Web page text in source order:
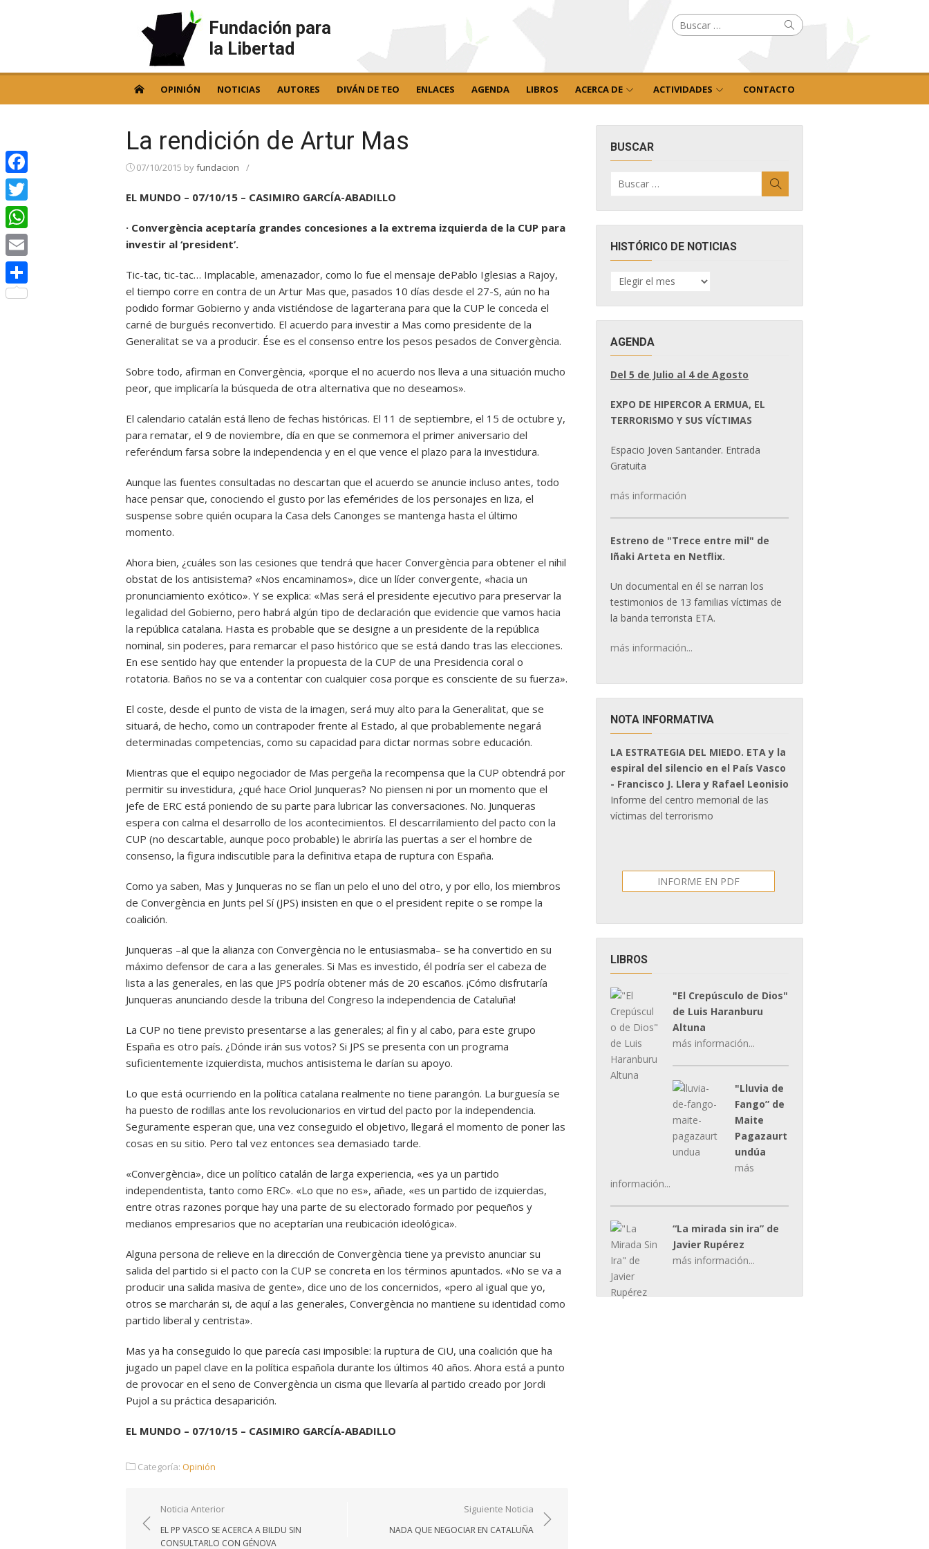
Fundación para
la Libertad
Buscar
por: Buscar
OPINIÓN NOTICIAS AUTORES DIVÁN DE TEO ENLACES AGENDA LIBROS ACERCA DE ACTIVIDADES CONTACTO
La rendición de Artur Mas
07/10/2015 byfundacion /
EL MUNDO – 07/10/15 – CASIMIRO GARCÍA-ABADILLO
· Convergència aceptaría grandes concesiones a la extrema izquierda de la CUP para
investir al ‘president’.
Tic-tac, tic-tac… Implacable, amenazador, como lo fue el mensaje dePablo Iglesias a Rajoy,
el tiempo corre en contra de un Artur Mas que, pasados 10 días desde el 27-S, aún no ha
podido formar Gobierno y anda vistiéndose de lagarterana para que la CUP le conceda el
carné de burgués reconvertido. El acuerdo para investir a Mas como presidente de la
Generalitat se va a producir. Ése es el consenso entre los pesos pesados de Convergència.
Sobre todo, afirman en Convergència, «porque el no acuerdo nos lleva a una situación mucho
peor, que implicaría la búsqueda de otra alternativa que no deseamos».
El calendario catalán está lleno de fechas históricas. El 11 de septiembre, el 15 de octubre y,
para rematar, el 9 de noviembre, día en que se conmemora el primer aniversario del
referéndum farsa sobre la independencia y en el que vence el plazo para la investidura.
Aunque las fuentes consultadas no descartan que el acuerdo se anuncie incluso antes, todo
hace pensar que, conociendo el gusto por las efemérides de los personajes en liza, el
suspense sobre quién ocupara la Casa dels Canonges se mantenga hasta el último
momento.
Ahora bien, ¿cuáles son las cesiones que tendrá que hacer Convergència para obtener el nihil
obstat de los antisistema? «Nos encaminamos», dice un líder convergente, «hacia un
pronunciamiento exótico». Y se explica: «Mas será el presidente ejecutivo para preservar la
legalidad del Gobierno, pero habrá algún tipo de declaración que evidencie que vamos hacia
la república catalana. Hasta es probable que se designe a un presidente de la república
nominal, sin poderes, para remarcar el paso histórico que se está dando tras las elecciones.
En ese sentido hay que entender la propuesta de la CUP de una Presidencia coral o
rotatoria. Baños no se va a contentar con cualquier cosa porque es consciente de su fuerza».
El coste, desde el punto de vista de la imagen, será muy alto para la Generalitat, que se
situará, de hecho, como un contrapoder frente al Estado, al que probablemente negará
determinadas competencias, como su capacidad para dictar normas sobre educación.
Mientras que el equipo negociador de Mas pergeña la recompensa que la CUP obtendrá por
permitir su investidura, ¿qué hace Oriol Junqueras? No piensen ni por un momento que el
jefe de ERC está poniendo de su parte para lubricar las conversaciones. No. Junqueras
espera con calma el desarrollo de los acontecimientos. El descarrilamiento del pacto con la
CUP (no descartable, aunque poco probable) le abriría las puertas a ser el hombre de
consenso, la figura indiscutible para la definitiva etapa de ruptura con España.
Como ya saben, Mas y Junqueras no se fían un pelo el uno del otro, y por ello, los miembros
de Convergència en Junts pel Sí (JPS) insisten en que o el president repite o se rompe la
coalición.
Junqueras –al que la alianza con Convergència no le entusiasmaba– se ha convertido en su
máximo defensor de cara a las generales. Si Mas es investido, él podría ser el cabeza de
lista a las generales, en las que JPS podría obtener más de 20 escaños. ¡Cómo disfrutaría
Junqueras anunciando desde la tribuna del Congreso la independencia de Cataluña!
La CUP no tiene previsto presentarse a las generales; al fin y al cabo, para este grupo
España es otro país. ¿Dónde irán sus votos? Si JPS se presenta con un programa
suficientemente izquierdista, muchos antisistema le darían su apoyo.
Lo que está ocurriendo en la política catalana realmente no tiene parangón. La burguesía se
ha puesto de rodillas ante los revolucionarios en virtud del pacto por la independencia.
Seguramente esperan que, una vez conseguido el objetivo, llegará el momento de poner las
cosas en su sitio. Pero tal vez entonces sea demasiado tarde.
«Convergència», dice un político catalán de larga experiencia, «es ya un partido
independentista, tanto como ERC». «Lo que no es», añade, «es un partido de izquierdas,
entre otras razones porque hay una parte de su electorado formado por pequeños y
medianos empresarios que no aceptarían una reubicación ideológica».
Alguna persona de relieve en la dirección de Convergència tiene ya previsto anunciar su
salida del partido si el pacto con la CUP se concreta en los términos apuntados. «No se va a
producir una salida masiva de gente», dice uno de los concernidos, «pero al igual que yo,
otros se marcharán si, de aquí a las generales, Convergència no mantiene su identidad como
partido liberal y centrista».
Mas ya ha conseguido lo que parecía casi imposible: la ruptura de CiU, una coalición que ha
jugado un papel clave en la política española durante los últimos 40 años. Ahora está a punto
de provocar en el seno de Convergència un cisma que llevaría al partido creado por Jordi
Pujol a su práctica desaparición.
EL MUNDO – 07/10/15 – CASIMIRO GARCÍA-ABADILLO
Categoría: Opinión
Navegación
de
entradas
Noticia Anterior
EL PP VASCO SE ACERCA A BILDU SIN
CONSULTARLO CON GÉNOVA
Siguiente Noticia
NADA QUE NEGOCIAR EN CATALUÑA
BUSCAR
por:
HISTÓRICO DE NOTICIAS
HISTÓRICO
DE
AGENDA
Del 5 de Julio al 4 de Agosto
EXPO DE HIPERCOR A ERMUA, EL
TERRORISMO Y SUS VÍCTIMAS
Espacio Joven Santander. Entrada
Gratuita
más información
Estreno de "Trece entre mil" de
Iñaki Arteta en Netflix.
Un documental en él se narran los
testimonios de 13 familias víctimas de
la banda terrorista ETA.
más información...
NOTA INFORMATIVA
LA ESTRATEGIA DEL MIEDO. ETA y la
espiral del silencio en el País Vasco
- Francisco J. Llera y Rafael Leonisio
Informe del centro memorial de las
víctimas del terrorismo
INFORME EN PDF
LIBROS
"El Crepúsculo de Dios"
de Luis Haranburu
Altuna
más información...
"Lluvia de
Fango” de
Maite
Pagazaurt
undúa
más
información...
“La mirada sin ira” de
Javier Rupérez
más información...
Facebook
Twitter
WhatsApp
Email
Compartir